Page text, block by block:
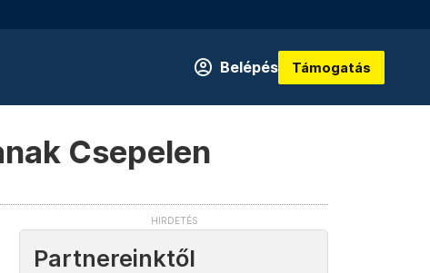
Belépés Támogatás
Csepelen
Partnereinktől